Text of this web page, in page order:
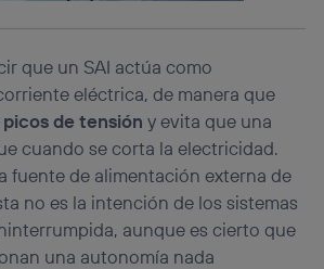
que un SAI actúa como
eléctrica, de manera que
de tensión y evita que una
cuando se corta la electricidad.
fuente de alimentación externa de
no es la intención de los sistemas
aunque es cierto que
una autonomía nada
en la parte inferior de esta página web o
de privacidad de Utiq
Para más información, consulta
de Utiq.